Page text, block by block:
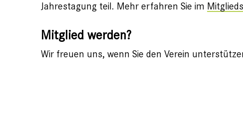
Jahrestagung teil. Mehr erfahren Sie im
Mitglied werden?
Wir freuen uns, wenn Sie den Verein